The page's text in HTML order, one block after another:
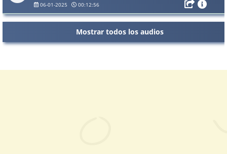
06-01-2025 00:12:56
Mostrar todos los audios